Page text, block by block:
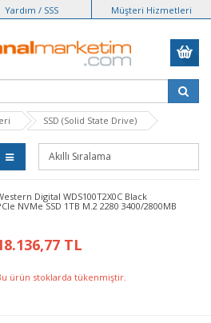
Yardım / SSS Müşteri Hizmetleri
SSD (Solid State Drive)
Digital WDS100T2X0C Black
NVMe SSD 1TB M.2 2280 3400/2800MB
TL
ürün stoklarda tükenmiştir.